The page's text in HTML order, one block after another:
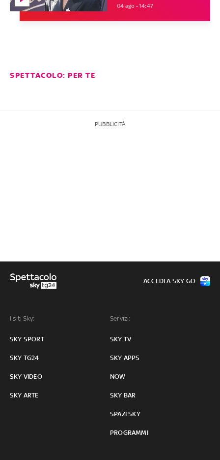
04 ago - 14:47
SPETTACOLO: PER TE
PUBBLICITÀ
I siti Sky:
SKY SPORT
SKY TG24
SKY VIDEO
SKY ARTE
Servizi:
SKY TV
SKY APPS
NOW
SKY BAR
SPAZI SKY
PROGRAMMI
ACCEDI A SKY GO